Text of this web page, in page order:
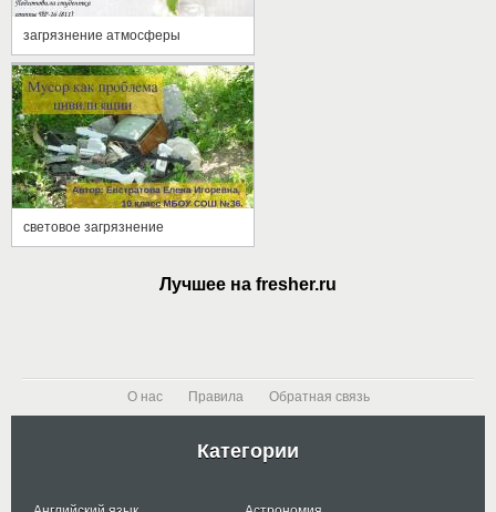
загрязнение атмосферы
световое загрязнение
Лучшее на fresher.ru
О нас Правила Обратная связь
Категории